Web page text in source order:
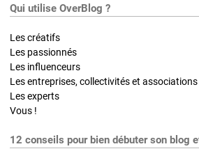
Qui utilise OverBlog ?
Les créatifs
Les passionnés
Les influenceurs
Les entreprises, collectivités et associations
Les experts
Vous !
12 conseils pour bien débuter son blog